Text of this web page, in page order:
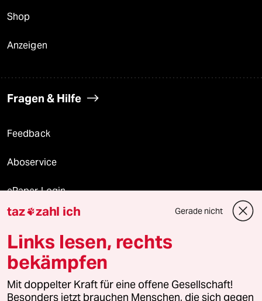
Shop
Anzeigen
Fragen & Hilfe
Feedback
Aboservice
ePaper Login
Downloads für Abonnierende
© 2026 taz Verlags und Vertriebs GmbH
Alle Rechte vorbehalten. Bei rechtlichen Fragen oder für Genehmigungen
wenden Sie sich bitte an
lizenzen@taz.de
taz zahl ich Gerade nicht
Links lesen, rechts
bekämpfen
Mit doppelter Kraft für eine offene Gesellschaft!
Besonders jetzt brauchen Menschen, die sich gegen